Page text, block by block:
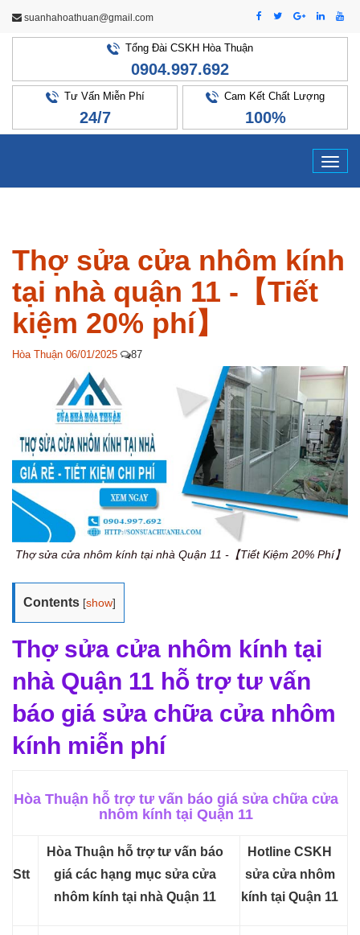
suanhahoathuan@gmail.com
Tổng Đài CSKH Hòa Thuận
0904.997.692
Tư Vấn Miễn Phí
24/7
Cam Kết Chất Lượng
100%
Thợ sửa cửa nhôm kính
tại nhà quận 11 -【Tiết
kiệm 20% phí】
Hòa Thuận 06/01/2025 87
Thợ sửa cửa nhôm kính tại nhà Quận 11 -【Tiết Kiệm 20% Phí】
Contents [show]
Thợ sửa cửa nhôm kính tại
nhà Quận 11 hỗ trợ tư vấn
báo giá sửa chữa cửa nhôm
kính miễn phí
Hòa Thuận hỗ trợ tư vấn báo giá sửa chữa cửa
nhôm kính tại Quận 11
Stt
Hòa Thuận hỗ trợ tư vấn báo
giá các hạng mục sửa cửa
nhôm kính tại nhà Quận 11
Hotline CSKH
sửa cửa nhôm
kính tại Quận 11